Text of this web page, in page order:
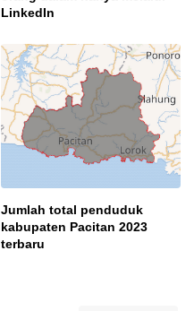
LinkedIn
Jumlah total penduduk
kabupaten Pacitan 2023
terbaru